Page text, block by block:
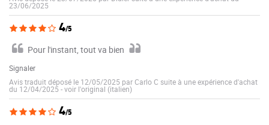
23/06/2025
4/5
Pour l'instant, tout va bien
Signaler
Avis traduit déposé le 12/05/2025 par Carlo C suite à une expérience d'achat
du 12/04/2025 -voir l'original (italien)
4/5